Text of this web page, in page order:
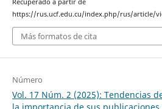
Recuperado a partir de
https://rus.ucf.edu.cu/index.php/rus/article/
Más formatos de cita
Número
Vol. 17 Núm. 2 (2025): Tendencias